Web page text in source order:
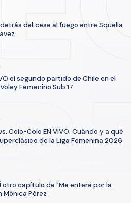
del cese al fuego entre Squella
el segundo partido de Chile en el
Femenino Sub 17
Colo-Colo EN VIVO: Cuándo y a qué
de la Liga Femenina 2026
otro capítulo de "Me enteré por la
Mónica Pérez